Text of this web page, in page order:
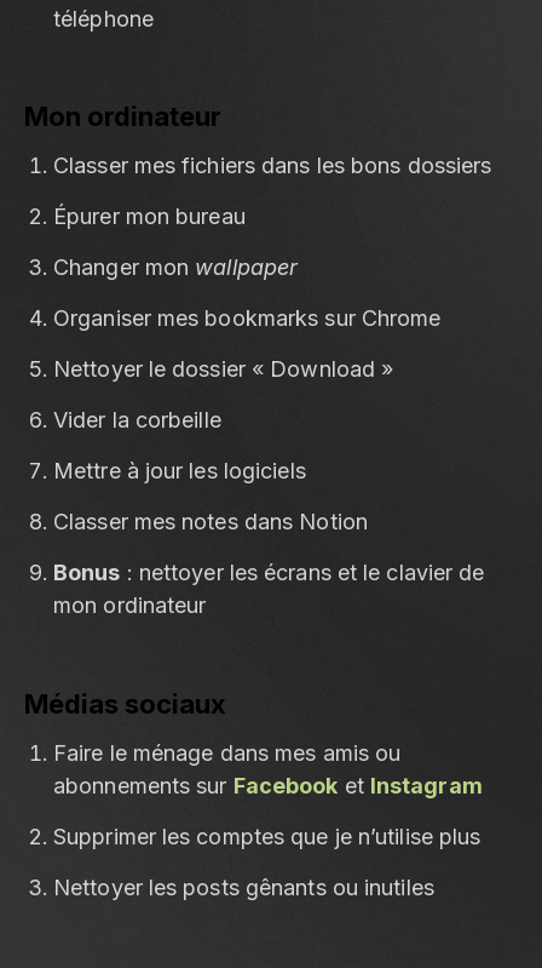
téléphone
Mon ordinateur
Classer mes fichiers dans les bons dossiers
Épurer mon bureau
Changer mon wallpaper
Organiser mes bookmarks sur Chrome
Nettoyer le dossier « Download »
Vider la corbeille
Mettre à jour les logiciels
Classer mes notes dans Notion
Bonus : nettoyer les écrans et le clavier de
mon ordinateur
Médias sociaux
Faire le ménage dans mes amis ou
abonnements sur Facebook et Instagram
Supprimer les comptes que je n’utilise plus
Nettoyer les posts gênants ou inutiles